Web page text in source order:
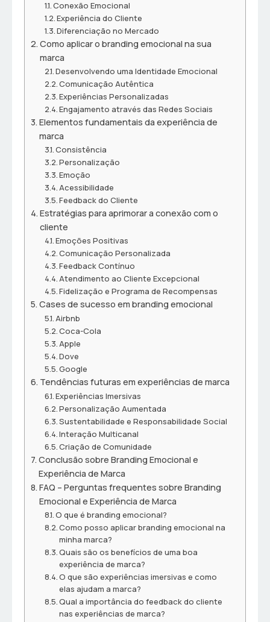
Conexão Emocional
Experiência do Cliente
Diferenciação no Mercado
Como aplicar o branding emocional na sua
marca
Desenvolvendo uma Identidade Emocional
Comunicação Autêntica
Experiências Personalizadas
Engajamento através das Redes Sociais
Elementos fundamentais da experiência de
marca
Consistência
Personalização
Emoção
Acessibilidade
Feedback do Cliente
Estratégias para aprimorar a conexão com o
cliente
Emoções Positivas
Comunicação Personalizada
Feedback Contínuo
Atendimento ao Cliente Excepcional
Fidelização e Programa de Recompensas
Cases de sucesso em branding emocional
Airbnb
Coca-Cola
Apple
Dove
Google
Tendências futuras em experiências de marca
Experiências Imersivas
Personalização Aumentada
Sustentabilidade e Responsabilidade Social
Interação Multicanal
Criação de Comunidade
Conclusão sobre Branding Emocional e
Experiência de Marca
FAQ – Perguntas frequentes sobre Branding
Emocional e Experiência de Marca
O que é branding emocional?
Como posso aplicar branding emocional na
minha marca?
Quais são os benefícios de uma boa
experiência de marca?
O que são experiências imersivas e como
elas ajudam a marca?
Qual a importância do feedback do cliente
nas experiências de marca?